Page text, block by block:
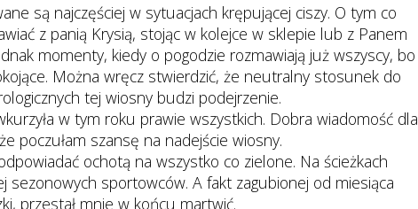
są najczęściej w sytuacjach krępującej ciszy. O tym co
z panią Krysią, stojąc w kolejce w sklepie lub z Panem
momenty, kiedy o pogodzie rozmawiają już wszyscy, bo
Można wręcz stwierdzić, że neutralny stosunek do
tej wiosny budzi podejrzenie.
w tym roku prawie wszystkich. Dobra wiadomość dla
poczułam szansę na nadejście wiosny.
ochotą na wszystko co zielone. Na ścieżkach
sezonowych sportowców. A fakt zagubionej od miesiąca
przestał mnie w końcu martwić.